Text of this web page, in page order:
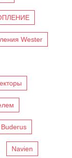
Wester
Buderus
Navien